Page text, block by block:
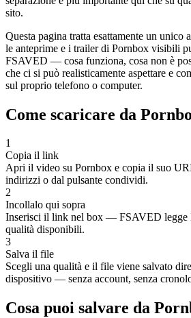
sito.
Questa pagina tratta esattamente un unico
le anteprime e i trailer di Pornbox visibili
FSAVED — cosa funziona, cosa non è
che ci si può realisticamente aspettare e
sul proprio telefono o computer.
Come scaricare da
1
Copia il link
Apri il video su Pornbox e copia il suo
indirizzi o dal pulsante condividi.
2
Incollalo qui sopra
Inserisci il link nel box — FSAVED legge
qualità disponibili.
3
Salva il file
Scegli una qualità e il file viene salvato
dispositivo — senza account, senza
Cosa puoi salvare da